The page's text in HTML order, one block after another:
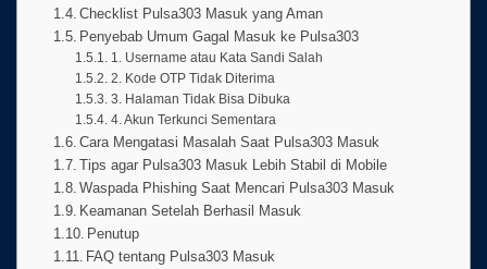
Checklist Pulsa303 Masuk yang Aman
Penyebab Umum Gagal Masuk ke Pulsa303
1. Username atau Kata Sandi Salah
2. Kode OTP Tidak Diterima
3. Halaman Tidak Bisa Dibuka
4. Akun Terkunci Sementara
Cara Mengatasi Masalah Saat Pulsa303 Masuk
Tips agar Pulsa303 Masuk Lebih Stabil di Mobile
Waspada Phishing Saat Mencari Pulsa303 Masuk
Keamanan Setelah Berhasil Masuk
Penutup
FAQ tentang Pulsa303 Masuk